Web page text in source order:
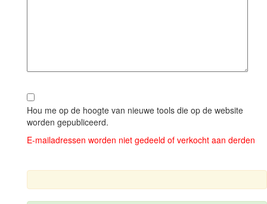
Hou me op de hoogte van nieuwe tools die op de website
worden gepubliceerd.
E‑mailadressen worden niet gedeeld of verkocht aan derden